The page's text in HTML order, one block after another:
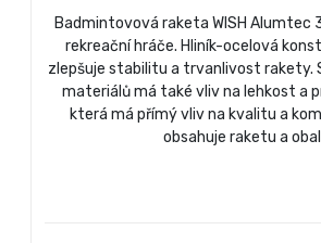
Badmintovová raketa WISH Alumtec
rekreační hráče. Hliník-ocelová
zlepšuje stabilitu a trvanlivost rakety.
materiálů má také vliv na lehkost a
která má přímý vliv na kvalitu a
obsahuje raketu a